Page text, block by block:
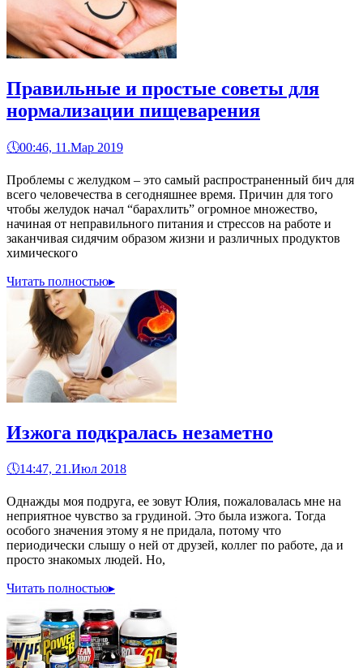
Правильные и простые советы для
нормализации пищеварения
🕔00:46, 11.Мар 2019
Проблемы с желудком – это самый распространенный бич для
всего человечества в сегодняшнее время. Причин для того
чтобы желудок начал “барахлить” огромное множество,
начиная от неправильного питания и стрессов на работе и
заканчивая сидячим образом жизни и различных продуктов
химического
Читать полностью▸
Изжога подкралась незаметно
🕔14:47, 21.Июл 2018
Однажды моя подруга, ее зовут Юлия, пожаловалась мне на
неприятное чувство за грудиной. Это была изжога. Тогда
особого значения этому я не придала, потому что
периодически слышу о ней от друзей, коллег по работе, да и
просто знакомых людей. Но,
Читать полностью▸